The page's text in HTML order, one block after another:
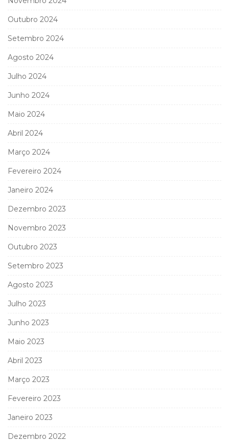
Outubro 2024
Setembro 2024
Agosto 2024
Julho 2024
Junho 2024
Maio 2024
Abril 2024
Março 2024
Fevereiro 2024
Janeiro 2024
Dezembro 2023
Novembro 2023
Outubro 2023
Setembro 2023
Agosto 2023
Julho 2023
Junho 2023
Maio 2023
Abril 2023
Março 2023
Fevereiro 2023
Janeiro 2023
Dezembro 2022